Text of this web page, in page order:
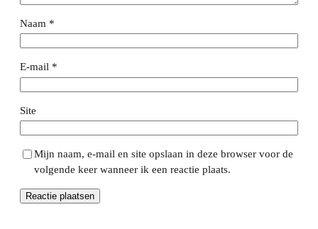
Naam *
E-mail *
Site
Mijn naam, e-mail en site opslaan in deze browser voor de
volgende keer wanneer ik een reactie plaats.